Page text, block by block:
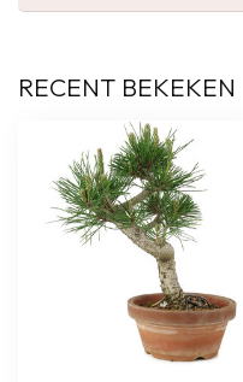
RECENT BEKEKEN